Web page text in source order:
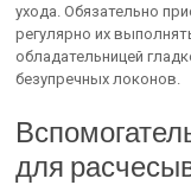
ухода. Обязательно
регулярно их
обладательницей
безупречных локонов.
для